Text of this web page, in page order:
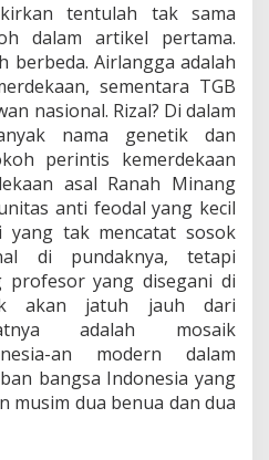
tentulah tak sama
dalam artikel pertama.
berbeda. Airlangga adalah
sementara TGB
nasional. Rizal? Di dalam
nama genetik dan
perintis kemerdekaan
asal Ranah Minang
anti feodal yang kecil
yang tak mencatat sosok
di pundaknya, tetapi
profesor yang disegani di
akan jatuh jauh dari
adalah mosaik
an modern dalam
bangsa Indonesia yang
musim dua benua dan dua